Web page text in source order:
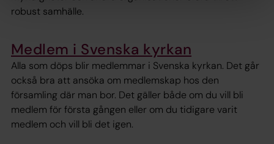
robust samhälle.
Medlem i Svenska kyrkan
Alla som döps blir medlemmar i Svenska kyrkan. Det går
också bra att ansöka om medlemskap hos den
församling där man bor. Det gäller både om du vill bli
medlem för första gången eller om du tidigare varit
medlem och vill bli det igen.